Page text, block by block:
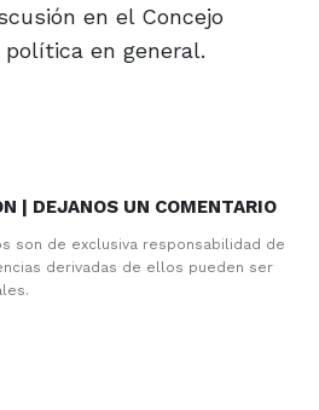
en el Concejo
en general.
| DEJANOS UN COMENTARIO
son de exclusiva responsabilidad de
derivadas de ellos pueden ser